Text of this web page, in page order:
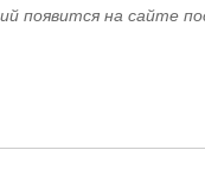
появится на сайте